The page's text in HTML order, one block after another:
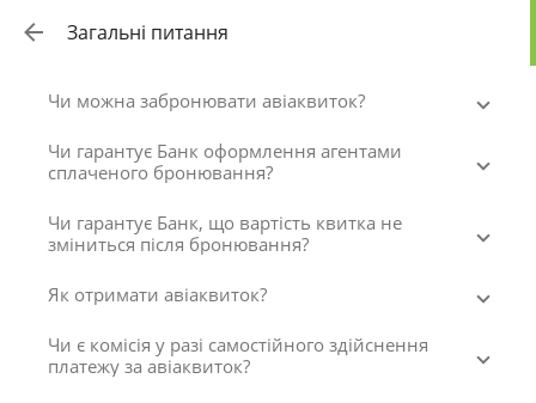
Загальні питання
Чи можна забронювати авіаквиток?
Чи гарантує Банк оформлення агентами
сплаченого бронювання?
Чи гарантує Банк, що вартість квитка не
зміниться після бронювання?
Як отримати авіаквиток?
Чи є комісія у разі самостійного здійснення
платежу за авіаквиток?